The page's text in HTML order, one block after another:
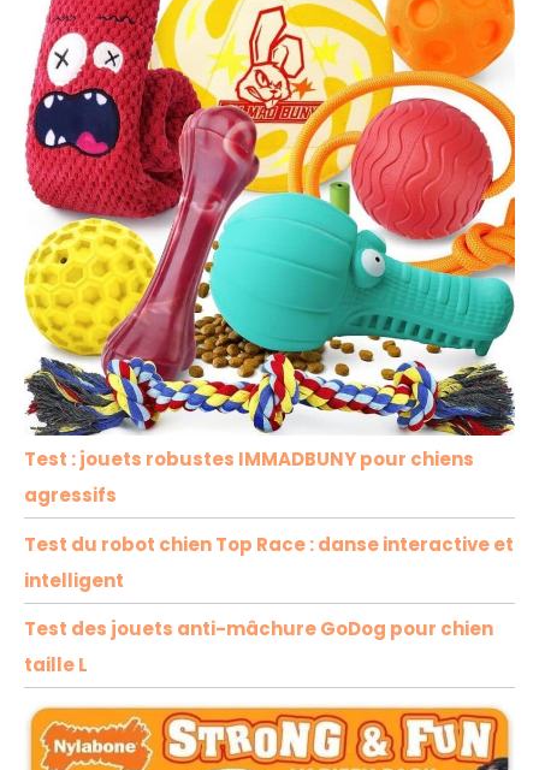
Test : jouets robustes IMMADBUNY pour chiens
agressifs
Test du robot chien Top Race : danse interactive et
intelligent
Test des jouets anti-mâchure GoDog pour chien
taille L